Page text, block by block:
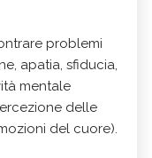
problemi
apatia, sfiducia,
mentale
delle
del cuore).